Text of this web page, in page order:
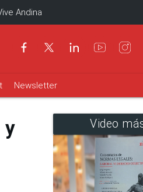
Andina
Newsletter
y Video